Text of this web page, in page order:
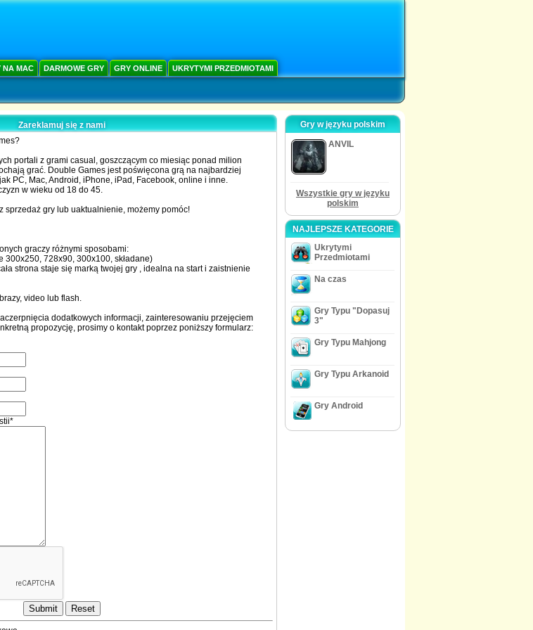
NA MAC DARMOWE GRY GRY ONLINE UKRYTYMI PRZEDMIOTAMI
Zareklamuj się z nami
portali z grami casual, goszczącym co miesiąc ponad milion
grać. Double Games jest poświęcona grą na najbardziej
PC, Mac, Android, iPhone, iPad, Facebook, online i inne.
w wieku od 18 do 45.
sprzedaż gry lub uaktualnienie, możemy pomóc!
graczy różnymi sposobami:
300x250, 728x90, 300x100, składane)
strona staje się marką twojej gry , idealna na start i zaistnienie
video lub flash.
dodatkowych informacji, zainteresowaniu przejęciem
propozycję, prosimy o kontakt poprzez poniższy formularz:
Gry w języku polskim
ANVIL
Wszystkie gry w języku
polskim
NAJLEPSZE KATEGORIE
Ukrytymi
Przedmiotami
Na czas
Gry Typu "Dopasuj
3"
Gry Typu Mahjong
Gry Typu Arkanoid
Gry Android